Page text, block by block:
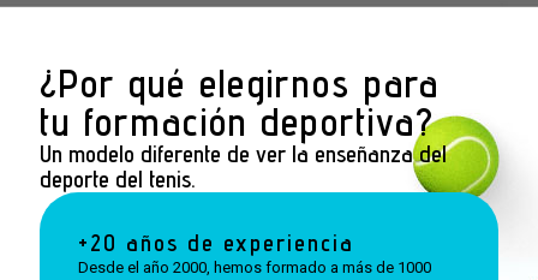
¿Por qué elegirnos para
tu formación deportiva?
Un modelo diferente de ver la enseñanza del
deporte del tenis.
+20 años de experiencia
Desde el año 2000, hemos formado a más de 1000